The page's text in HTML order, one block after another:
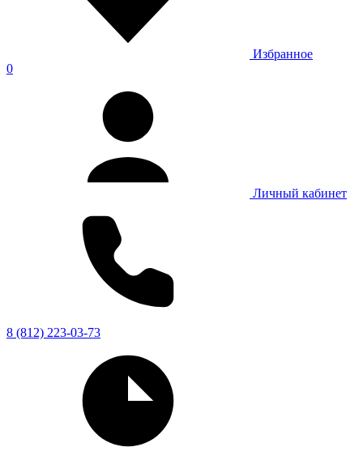
Избранное
0
Личный кабинет
8 (812) 223-03-73